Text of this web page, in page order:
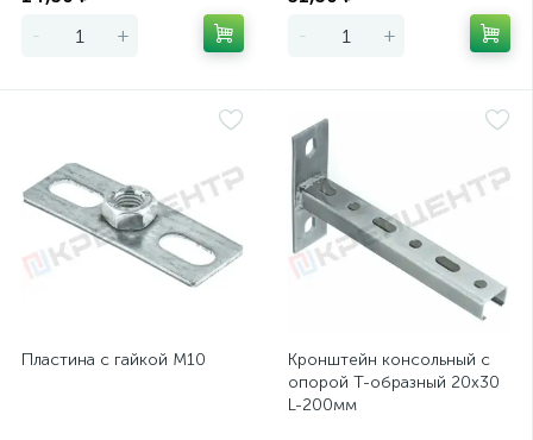
- + - +
Пластина с гайкой М10
Кронштейн консольный с
опорой Т-образный 20х30
L-200мм